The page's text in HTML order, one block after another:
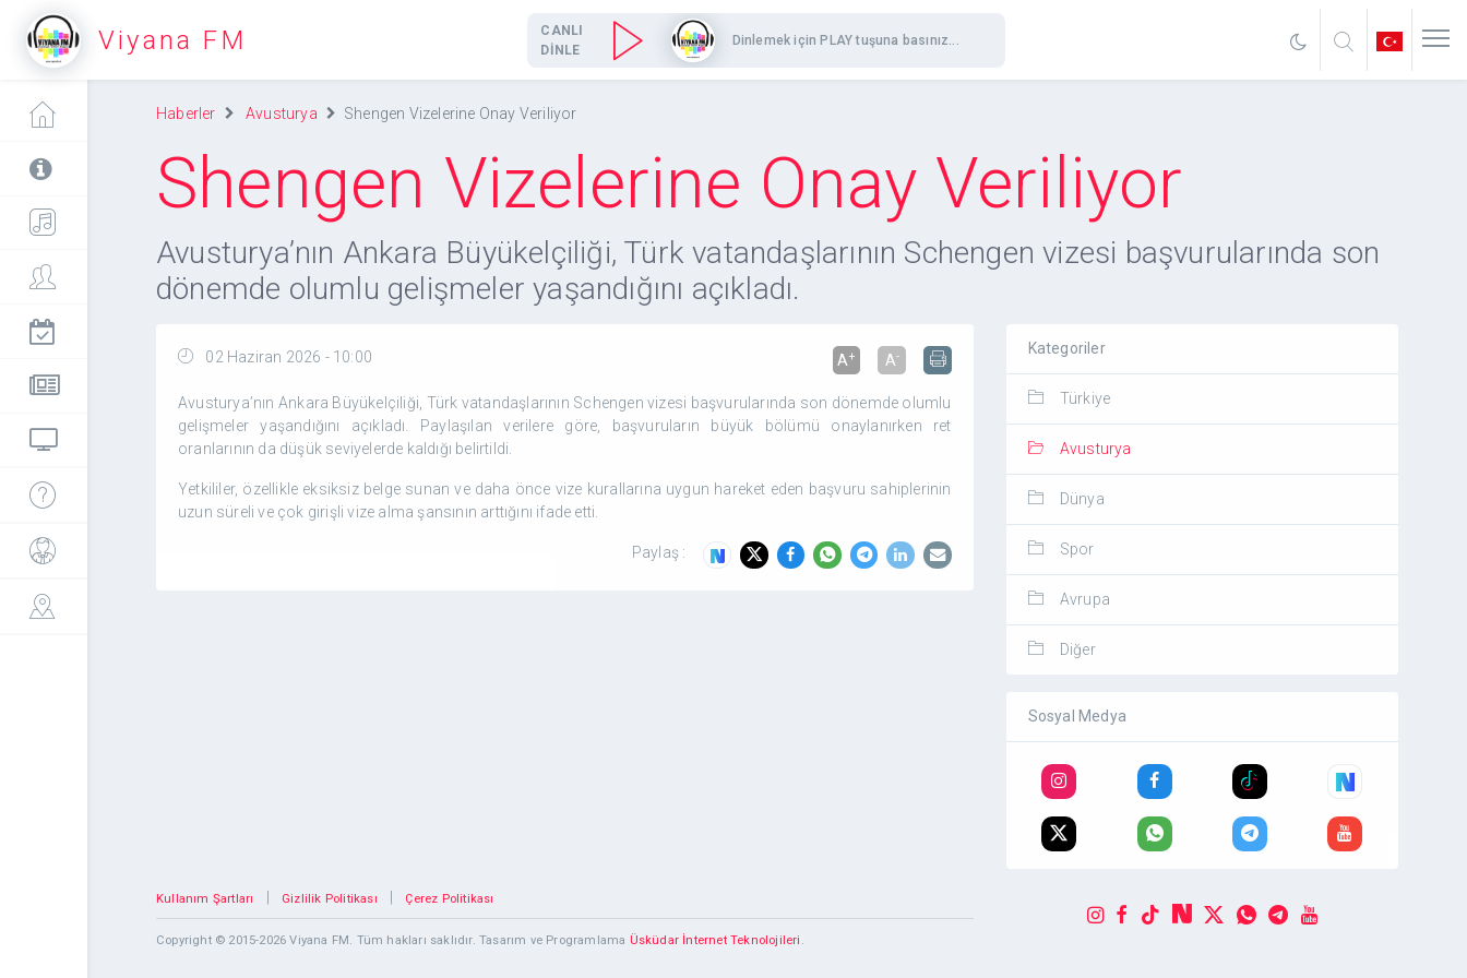
Viyana FM
CANLI
DİNLE
Dinlemek için PLAY tuşuna basınız...
Haberler Avusturya Shengen Vizelerine Onay Veriliyor
Shengen Vizelerine Onay Veriliyor
Avusturya’nın Ankara Büyükelçiliği, Türk vatandaşlarının Schengen vizesi başvurularında son
dönemde olumlu gelişmeler yaşandığını açıkladı.
02 Haziran 2026 - 10:00 A+ A-
Avusturya’nın Ankara Büyükelçiliği, Türk vatandaşlarının Schengen vizesi başvurularında son dönemde olumlu
gelişmeler yaşandığını açıkladı. Paylaşılan verilere göre, başvuruların büyük bölümü onaylanırken ret
oranlarının da düşük seviyelerde kaldığı belirtildi.
Yetkililer, özellikle eksiksiz belge sunan ve daha önce vize kurallarına uygun hareket eden başvuru sahiplerinin
uzun süreli ve çok girişli vize alma şansının arttığını ifade etti.
Paylaş :
Kategoriler
Türkiye
Avusturya
Dünya
Spor
Avrupa
Diğer
Sosyal Medya
Kullanım Şartları Gizlilik Politikası Çerez Politikası
Copyright © 2015-2026 Viyana FM. Tüm hakları saklıdır. Tasarım ve Programlama Üsküdar İnternet Teknolojileri .